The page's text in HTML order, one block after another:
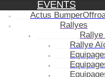
EVENTS
Actus
Rallyes
Rallye